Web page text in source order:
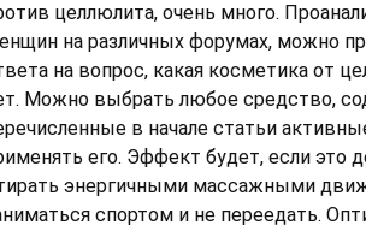
целлюлита, очень много.
на различных форумах, можно
на вопрос, какая косметика от
Можно выбрать любое средство,
в начале статьи
его. Эффект будет, если это
энергичными массажными
спортом и не переедать.